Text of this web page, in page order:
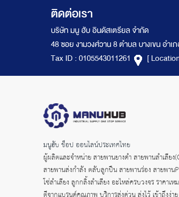
ติดต่อเรา
บริษัท มนู ฮับ อินดัสเตรียล จำกัด
48 ซอย งามวงศ์วาน 8 ตำบล บางเขน อำเ
Tax ID : 0105543011261
[
มนูฮับ ช็อป ออนไลน์ประเทศไทย
ผู้ผลิตและจำหน่ายสายพานยางดำสายพานลำเลีย
สายพานส่งกำลังตลับลูกปืน สายพานร่อง สายพาน
โซ่ลำเลียง ลูกกลิ้งลำเลียง อะไหล่ครบวงจร ราคาเ